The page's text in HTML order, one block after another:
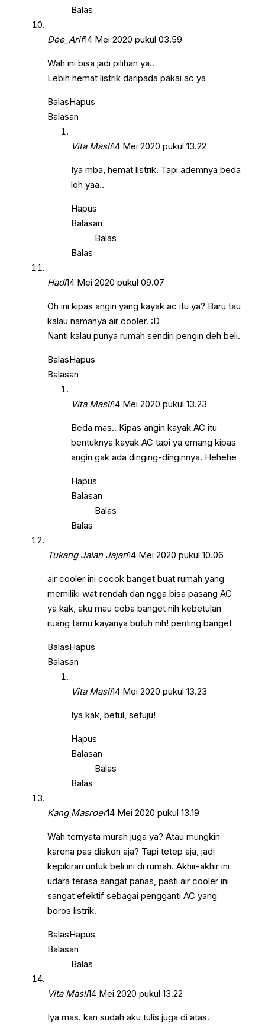
Balas
Dee_Arif14 Mei 2020 pukul 03.59
Wah ini bisa jadi pilihan ya..
Lebih hemat listrik daripada pakai ac ya
BalasHapus
Balasan
Vita Masli14 Mei 2020 pukul 13.22
Iya mba, hemat listrik. Tapi ademnya beda
loh yaa..
Hapus
Balasan
Balas
Balas
Hadi14 Mei 2020 pukul 09.07
Oh ini kipas angin yang kayak ac itu ya? Baru tau
kalau namanya air cooler. :D
Nanti kalau punya rumah sendiri pengin deh beli.
BalasHapus
Balasan
Vita Masli14 Mei 2020 pukul 13.23
Beda mas.. Kipas angin kayak AC itu
bentuknya kayak AC tapi ya emang kipas
angin gak ada dinging-dinginnya. Hehehe
Hapus
Balasan
Balas
Balas
Tukang Jalan Jajan14 Mei 2020 pukul 10.06
air cooler ini cocok banget buat rumah yang
memiliki wat rendah dan ngga bisa pasang AC
ya kak, aku mau coba banget nih kebetulan
ruang tamu kayanya butuh nih! penting banget
BalasHapus
Balasan
Vita Masli14 Mei 2020 pukul 13.23
Iya kak, betul, setuju!
Hapus
Balasan
Balas
Balas
Kang Masroer14 Mei 2020 pukul 13.19
Wah ternyata murah juga ya? Atau mungkin
karena pas diskon aja? Tapi tetep aja, jadi
kepikiran untuk beli ini di rumah. Akhir-akhir ini
udara terasa sangat panas, pasti air cooler ini
sangat efektif sebagai pengganti AC yang
boros listrik.
BalasHapus
Balasan
Balas
Vita Masli14 Mei 2020 pukul 13.22
Iya mas. kan sudah aku tulis juga di atas.